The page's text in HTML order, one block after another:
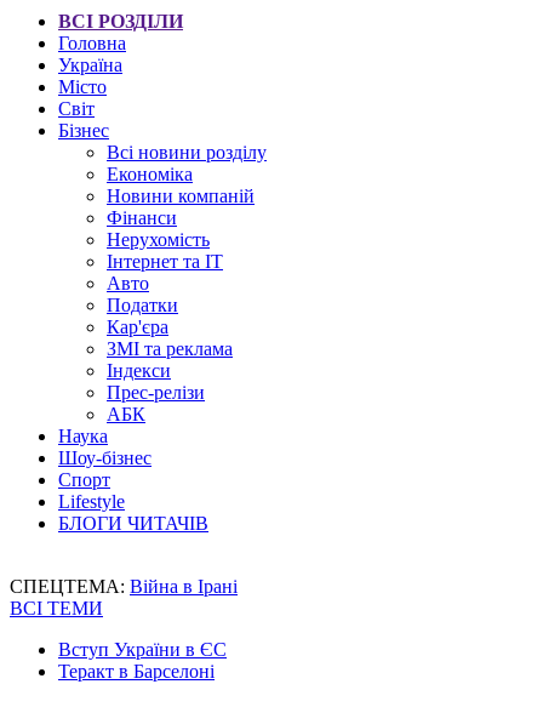
ВСІ РОЗДІЛИ
Головна
Україна
Місто
Світ
Бізнес
Всі новини розділу
Економіка
Новини компаній
Фінанси
Нерухомість
Інтернет та IT
Авто
Податки
Кар'єра
ЗМІ та реклама
Індекси
Прес-релізи
АБК
Наука
Шоу-бізнес
Спорт
Lifestyle
БЛОГИ ЧИТАЧІВ
СПЕЦТЕМА: Війна в Ірані
ВСІ ТЕМИ
Вступ України в ЄС
Теракт в Барселоні